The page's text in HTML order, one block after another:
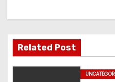
p
o
s
Related Post